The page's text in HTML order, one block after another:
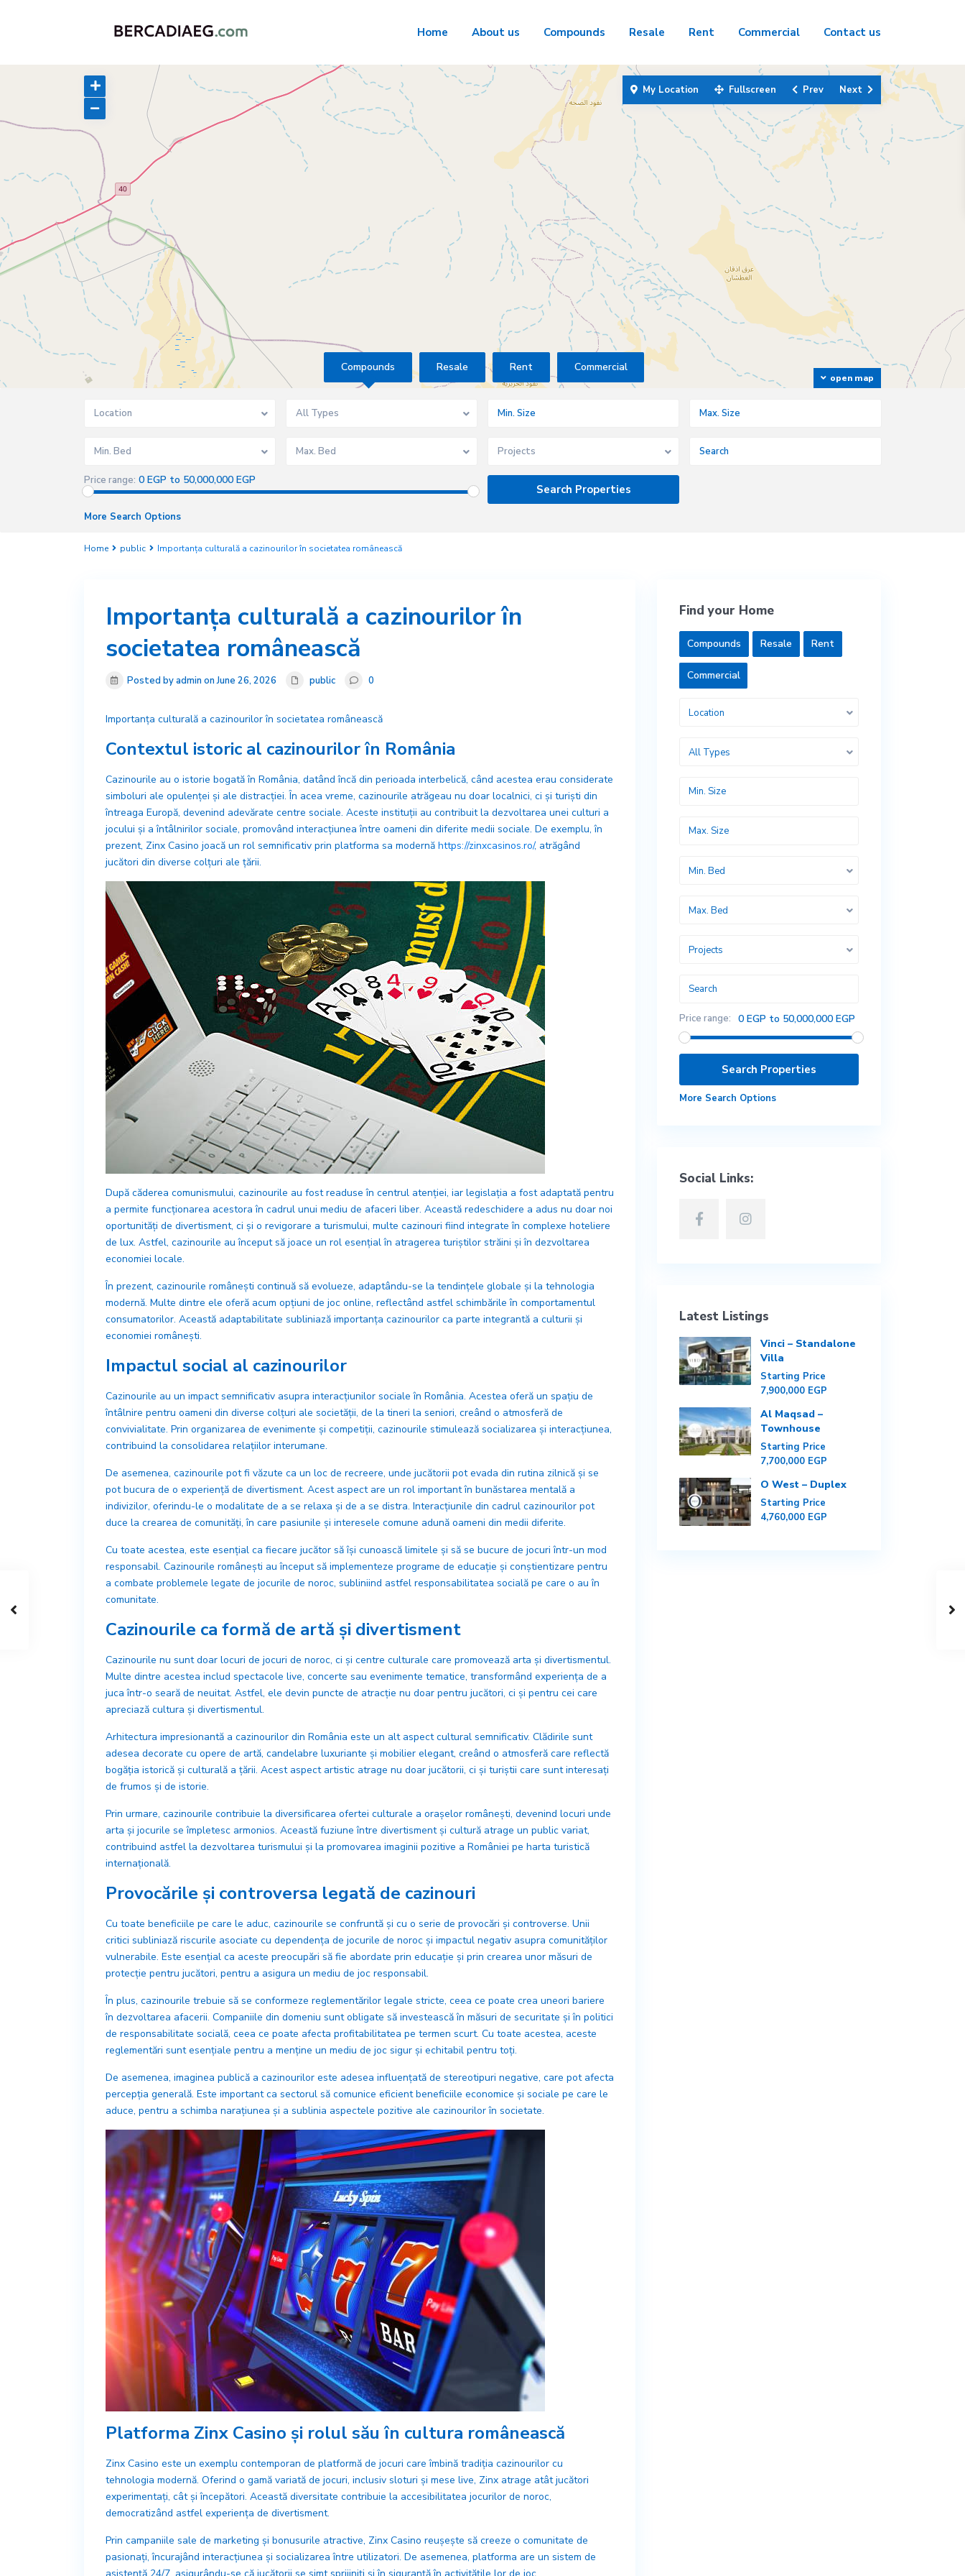
Home About us Compounds Resale Rent Commercial Contact us
open map
My Location Fullscreen Prev Next
Compounds Resale Rent Commercial
Location All Types
Min. Bed Max. Bed Projects
Price range: 0 EGP to 50,000,000 EGP
More Search Options
Home public Importanța culturală a cazinourilor în societatea românească
Importanța culturală a cazinourilor în
societatea românească
Posted by admin on June 26, 2026 public 0
Importanța culturală a cazinourilor în societatea românească
Contextul istoric al cazinourilor în România
Cazinourile au o istorie bogată în România, datând încă din perioada interbelică, când acestea erau considerate
simboluri ale opulenței și ale distracției. În acea vreme, cazinourile atrăgeau nu doar localnici, ci și turiști din
întreaga Europă, devenind adevărate centre sociale. Aceste instituții au contribuit la dezvoltarea unei culturi a
jocului și a întâlnirilor sociale, promovând interacțiunea între oameni din diferite medii sociale. De exemplu, în
prezent, Zinx Casino joacă un rol semnificativ prin platforma sa modernă https://zinxcasinos.ro/, atrăgând
jucători din diverse colțuri ale țării.
După căderea comunismului, cazinourile au fost readuse în centrul atenției, iar legislația a fost adaptată pentru
a permite funcționarea acestora în cadrul unui mediu de afaceri liber. Această redeschidere a adus nu doar noi
oportunități de divertisment, ci și o revigorare a turismului, multe cazinouri fiind integrate în complexe hoteliere
de lux. Astfel, cazinourile au început să joace un rol esențial în atragerea turiștilor străini și în dezvoltarea
economiei locale.
În prezent, cazinourile românești continuă să evolueze, adaptându-se la tendințele globale și la tehnologia
modernă. Multe dintre ele oferă acum opțiuni de joc online, reflectând astfel schimbările în comportamentul
consumatorilor. Această adaptabilitate subliniază importanța cazinourilor ca parte integrantă a culturii și
economiei românești.
Impactul social al cazinourilor
Cazinourile au un impact semnificativ asupra interacțiunilor sociale în România. Acestea oferă un spațiu de
întâlnire pentru oameni din diverse colțuri ale societății, de la tineri la seniori, creând o atmosferă de
convivialitate. Prin organizarea de evenimente și competiții, cazinourile stimulează socializarea și interacțiunea,
contribuind la consolidarea relațiilor interumane.
De asemenea, cazinourile pot fi văzute ca un loc de recreere, unde jucătorii pot evada din rutina zilnică și se
pot bucura de o experiență de divertisment. Acest aspect are un rol important în bunăstarea mentală a
indivizilor, oferindu-le o modalitate de a se relaxa și de a se distra. Interacțiunile din cadrul cazinourilor pot
duce la crearea de comunități, în care pasiunile și interesele comune adună oameni din medii diferite.
Cu toate acestea, este esențial ca fiecare jucător să își cunoască limitele și să se bucure de jocuri într-un mod
responsabil. Cazinourile românești au început să implementeze programe de educație și conștientizare pentru
a combate problemele legate de jocurile de noroc, subliniind astfel responsabilitatea socială pe care o au în
comunitate.
Cazinourile ca formă de artă și divertisment
Cazinourile nu sunt doar locuri de jocuri de noroc, ci și centre culturale care promovează arta și divertismentul.
Multe dintre acestea includ spectacole live, concerte sau evenimente tematice, transformând experiența de a
juca într-o seară de neuitat. Astfel, ele devin puncte de atracție nu doar pentru jucători, ci și pentru cei care
apreciază cultura și divertismentul.
Arhitectura impresionantă a cazinourilor din România este un alt aspect cultural semnificativ. Clădirile sunt
adesea decorate cu opere de artă, candelabre luxuriante și mobilier elegant, creând o atmosferă care reflectă
bogăția istorică și culturală a țării. Acest aspect artistic atrage nu doar jucătorii, ci și turiștii care sunt interesați
de frumos și de istorie.
Prin urmare, cazinourile contribuie la diversificarea ofertei culturale a orașelor românești, devenind locuri unde
arta și jocurile se împletesc armonios. Această fuziune între divertisment și cultură atrage un public variat,
contribuind astfel la dezvoltarea turismului și la promovarea imaginii pozitive a României pe harta turistică
internațională.
Provocările și controversa legată de cazinouri
Cu toate beneficiile pe care le aduc, cazinourile se confruntă și cu o serie de provocări și controverse. Unii
critici subliniază riscurile asociate cu dependența de jocurile de noroc și impactul negativ asupra comunităților
vulnerabile. Este esențial ca aceste preocupări să fie abordate prin educație și prin crearea unor măsuri de
protecție pentru jucători, pentru a asigura un mediu de joc responsabil.
În plus, cazinourile trebuie să se conformeze reglementărilor legale stricte, ceea ce poate crea uneori bariere
în dezvoltarea afacerii. Companiile din domeniu sunt obligate să investească în măsuri de securitate și în politici
de responsabilitate socială, ceea ce poate afecta profitabilitatea pe termen scurt. Cu toate acestea, aceste
reglementări sunt esențiale pentru a menține un mediu de joc sigur și echitabil pentru toți.
De asemenea, imaginea publică a cazinourilor este adesea influențată de stereotipuri negative, care pot afecta
percepția generală. Este important ca sectorul să comunice eficient beneficiile economice și sociale pe care le
aduce, pentru a schimba narațiunea și a sublinia aspectele pozitive ale cazinourilor în societate.
Platforma Zinx Casino și rolul său în cultura românească
Zinx Casino este un exemplu contemporan de platformă de jocuri care îmbină tradiția cazinourilor cu
tehnologia modernă. Oferind o gamă variată de jocuri, inclusiv sloturi și mese live, Zinx atrage atât jucători
experimentați, cât și începători. Această diversitate contribuie la accesibilitatea jocurilor de noroc,
democratizând astfel experiența de divertisment.
Prin campaniile sale de marketing și bonusurile atractive, Zinx Casino reușește să creeze o comunitate de
pasionați, încurajând interacțiunea și socializarea între utilizatori. De asemenea, platforma are un sistem de
Find your Home
Compounds Resale Rent
Commercial
Location
All Types
Min. Bed
Max. Bed
Projects
Price range: 0 EGP to 50,000,000 EGP
More Search Options
Social Links:
Latest Listings
Vinci – Standalone
Villa
Starting Price
7,900,000 EGP
Al Maqsad –
Townhouse
Starting Price
7,700,000 EGP
O West – Duplex
Starting Price
4,760,000 EGP